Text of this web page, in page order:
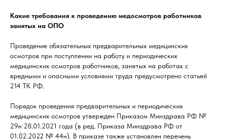
Какие требования к проведению медосмотров работников
занятых на ОПО
Проведение обязательных предварительных медицинских
осмотров при поступлении на работу и периодических
медицинских осмотров работников, занятых на работах с
вредными и опасными условиями труда предусмотрено статьей
214 ТК РФ.
Порядок проведения предварительных и периодических
медицинских осмотров утвержден Приказом Минздрава РФ №
29н 28.01.2021 года (в ред. Приказа Минздрава РФ от
01.02.2022 № 44н). В приказе также установлен перечень